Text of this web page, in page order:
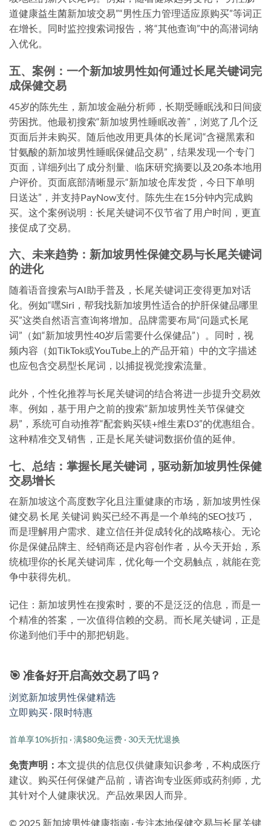
道健康益生菌新加坡交易”“男性压力管理适应原购买”等词正
在增长。同时监控搜索词报告，将“其他查询”中的高潜词纳
入优化。
五、案例：一个新加坡男性如何通过长尾关键词完
成保健交易
45岁的陈先生，新加坡金融分析师，长期受睡眠浅和日间疲
劳困扰。他最初搜索“新加坡男性睡眠改善”，浏览了几个泛
页面后并未购买。随后他改用更具体的长尾词“含褪黑素和
甘氨酸的新加坡男性睡眠保健品交易”，结果发现一个专门
页面，详细列出了成分剂量、临床研究摘要以及20条本地用
户评价。页面底部清晰显示“新加坡仓库发货，今日下单明
日送达”，并支持PayNow支付。陈先生在15分钟内完成购
买。这个案例说明： 长尾关键词不仅节省了用户时间，更直
接促成了交易。
六、未来趋势：新加坡男性保健交易与长尾关键词
的进化
随着语音搜索与AI助手普及，长尾关键词正变得更加对话
化。例如“嘿Siri，帮我找新加坡男性适合的护肝保健品哪里
买”这类自然语言查询将增加。品牌需要布局“问题式长尾
词”（如“新加坡男性40岁后需要什么保健品”）。同时，视
频内容（如TikTok或YouTube上的产品开箱）中的文字描述
也应包含交易型长尾词，以捕捉视觉搜索流量。
此外，个性化推荐与长尾关键词的结合将进一步提升交易效
率。例如，基于用户之前的搜索“新加坡男性关节保健交
易”，系统可自动推荐“配套购买镁+维生素D3”的优惠组合。
这种精准交叉销售，正是长尾关键词数据价值的延伸。
七、总结：掌握长尾关键词，驱动新加坡男性保健
交易增长
在新加坡这个高度数字化且注重健康的市场， 新加坡男性保
健交易 长尾 关键词 购买已经不再是一个单纯的SEO技巧，
而是理解用户需求、建立信任并促成转化的战略核心。无论
你是保健品牌主、经销商还是内容创作者，从今天开始，系
统梳理你的长尾关键词库，优化每一个交易触点，就能在竞
争中获得先机。
记住：新加坡男性在搜索时，要的不是泛泛的信息，而是一
个精准的答案，一次值得信赖的交易。而长尾关键词，正是
你递到他们手中的那把钥匙。
🎯 准备好开启高效交易了吗？
浏览新加坡男性保健精选
立即购买 · 限时特惠
首单享10%折扣 · 满$80免运费 · 30天无忧退换
免责声明： 本文提供的信息仅供健康知识参考，不构成医疗
建议。购买任何保健产品前，请咨询专业医师或药剂师，尤
其针对个人健康状况。产品效果因人而异。
© 2025 新加坡男性健康指南 · 专注本地保健交易与长尾关键